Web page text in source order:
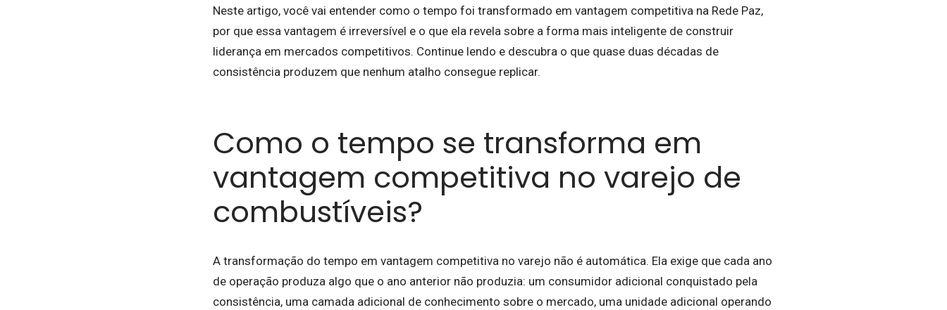
Neste artigo, você vai entender como o tempo foi transformado em vantagem competitiva na Rede Paz,
por que essa vantagem é irreversível e o que ela revela sobre a forma mais inteligente de construir
liderança em mercados competitivos. Continue lendo e descubra o que quase duas décadas de
consistência produzem que nenhum atalho consegue replicar.
Como o tempo se transforma em
vantagem competitiva no varejo de
combustíveis?
A transformação do tempo em vantagem competitiva no varejo não é automática. Ela exige que cada ano
de operação produza algo que o ano anterior não produzia: um consumidor adicional conquistado pela
consistência, uma camada adicional de conhecimento sobre o mercado, uma unidade adicional operando